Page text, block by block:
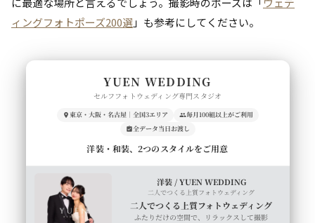
ィングフォトポーズ200選」も参考にしてください。
YUEN WEDDING
セルフフォトウェディング専門スタジオ
東京・大阪・名古屋｜全国3エリア
毎月100組以上がご利用
全データ当日お渡し
洋装・和装、2つのスタイルをご用意
洋装 / YUEN WEDDING
二人でつくる上質フォトウェディング
二人でつくる上質フォトウェディング
ふたりだけの空間で、リラックスして撮影